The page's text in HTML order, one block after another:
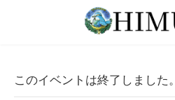
このイベントは終了しました。